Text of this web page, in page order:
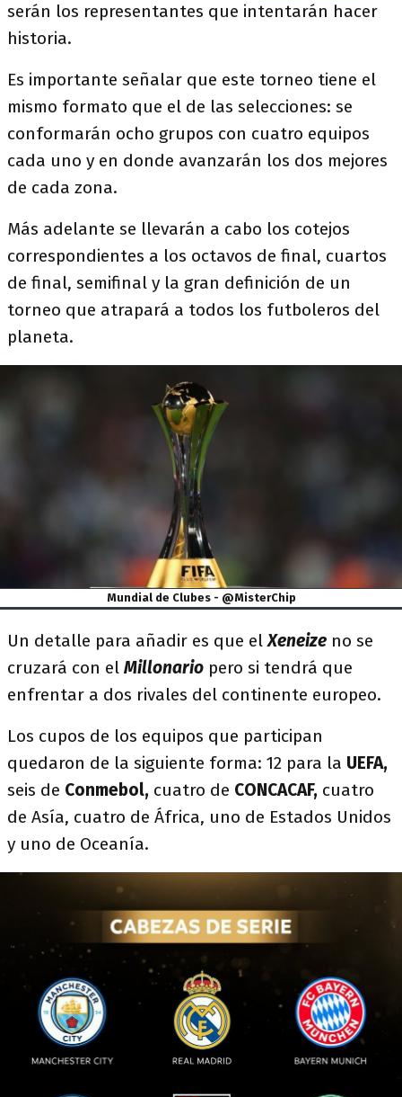
serán los representantes que intentarán hacer
historia.
Es importante señalar que este torneo tiene el
mismo formato que el de las selecciones: se
conformarán ocho grupos con cuatro equipos
cada uno y en donde avanzarán los dos mejores
de cada zona.
Más adelante se llevarán a cabo los cotejos
correspondientes a los octavos de final, cuartos
de final, semifinal y la gran definición de un
torneo que atrapará a todos los futboleros del
planeta.
Mundial de Clubes - @MisterChip
Un detalle para añadir es que elXeneize no se
cruzará con el Millonario pero si tendrá que
enfrentar a dos rivales del continente europeo.
Los cupos de los equipos que participan
quedaron de la siguiente forma: 12 para la UEFA,
seis de Conmebol, cuatro de CONCACAF, cuatro
de Asía, cuatro de África, uno de Estados Unidos
y uno de Oceanía.